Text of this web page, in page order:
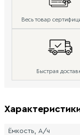
Весь товар
Быстрая
Ёмкость, А/ч